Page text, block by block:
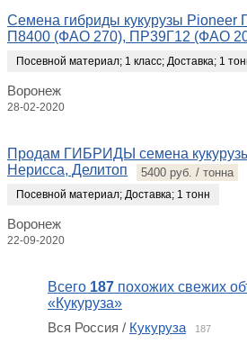
Семена гибриды кукурузы
П8400 (ФАО 270), ПР39Г12 (ФАО
Посевной материал; 1 класс; Доставка; 1
Воронеж
28-02-2020
Продам ГИБРИДЫ семена
Нерисса, Делитоп
5400 руб. / тонна
Посевной материал; Доставка; 1 тонн
Воронеж
22-09-2020
Всего 187 похожих свежих
«Кукуруза»
Вся Россия / Кукуруза 187